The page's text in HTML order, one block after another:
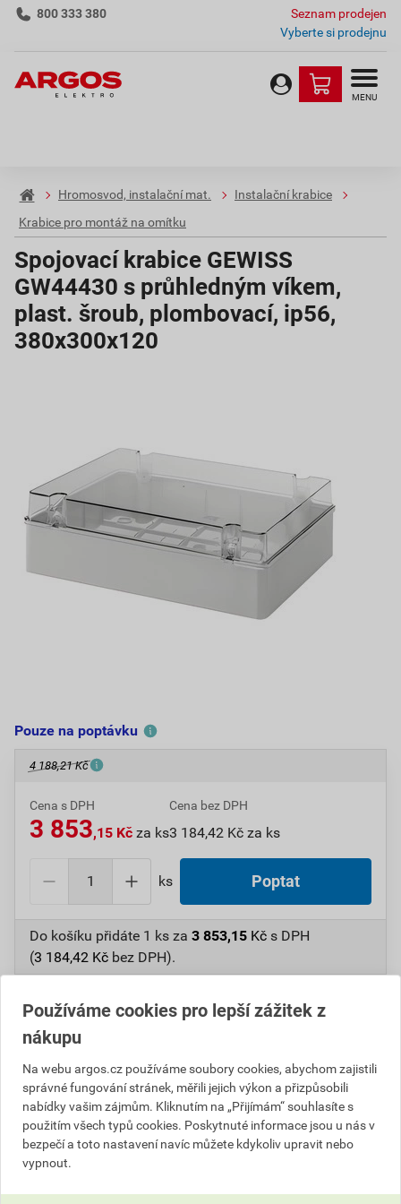
800 333 380
Seznam prodejen
Vyberte si prodejnu
MENU
Hromosvod, instalační mat.
Instalační krabice
Krabice pro montáž na omítku
Spojovací krabice GEWISS
GW44430 s průhledným víkem,
plast. šroub, plombovací, ip56,
380x300x120
Pouze na poptávku
4 188,21 Kč
Cena s DPH
3 853,15 Kč za ks
Cena bez DPH
3 184,42 Kč za ks
ks Poptat
Do košíku přidáte 1 ks za 3 853,15 Kč s DPH
(3 184,42 Kč bez DPH).
Výrobky značky:GEWISS
Informace o ceně
Aktuální prodejní cena po slevě 8% z ceníkové ceny
3 184,42 Kč
Používáme cookies pro lepší zážitek z
nákupu
Na webu argos.cz používáme soubory cookies, abychom zajistili
správné fungování stránek, měřili jejich výkon a přizpůsobili
nabídky vašim zájmům. Kliknutím na „Přijímám“ souhlasíte s
použitím všech typů cookies. Poskytnuté informace jsou u nás v
bezpečí a toto nastavení navíc můžete kdykoliv upravit nebo
vypnout.